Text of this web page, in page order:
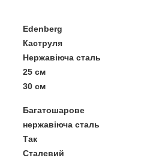
Edenberg
Каструля
Нержавіюча сталь
25 см
30 см
Багатошарове
нержавіюча сталь
Так
Сталевий